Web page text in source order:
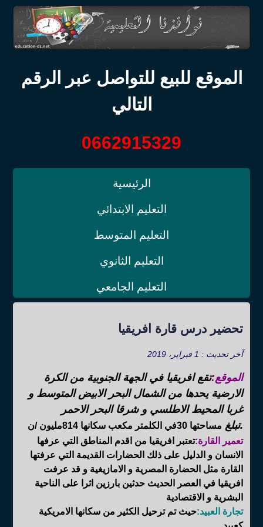
الموقع للبيع للتواصل عبر الرقم
التالي
0662915329
الرئيسية
التعليم الابتدائي
التعليم المتوسط
التعليم الثانوي
التعليم الجامعي
تحضير درس قارة افريقيا
آخر تحديث : 1 فبراير، 2019
الموقع:تقع افريقيا في الجهة الجنوبية من الكرة
الارضية يحدها من الشمال البحر الابيض المتوسط و
غربا المحيط الاطلسي و شرقا البحر الاحمر
.تبلغ مساحتها 30في الكلمتر مكعب سكانها 814مليون /ن
تعمير القارة:تعتبر افريقيا من اقدم المناطق التي عرفها
الانسان و الدليل على ذلك الحضارات القديمة التي عرفتها
القارة مثل الحضارة المصرية و الامازيغية و قد عرفت
افريقيا في العصر الحديث حدثين بارزين اثرا على الناحية
البشرية و الاقتصادية
تجارة العبيد:حيث تم ترحيل الكثير من سكانها الامريكية